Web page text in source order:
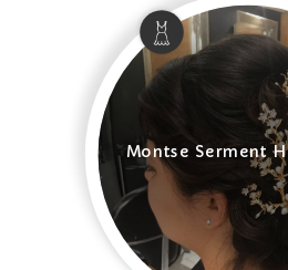
Montse Serment